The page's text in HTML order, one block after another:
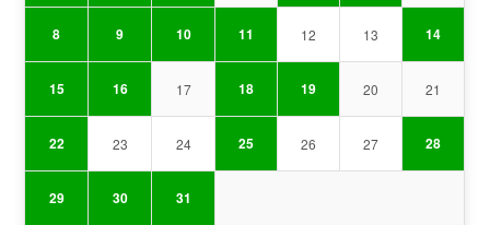
8 9 10 11 12 13 14
15 16 17 18 19 20 21
22 23 24 25 26 27 28
29 30 31